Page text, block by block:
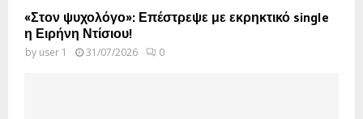
«Στον ψυχολόγο»: Επέστρεψε με εκρηκτικό single
η Ειρήνη Ντίσιου!
by user 1 31/07/2026 0